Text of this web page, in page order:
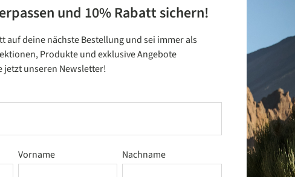
und 10% Rabatt sichern!
auf deine nächste Bestellung und sei immer als
Produkte und exklusive Angebote
unseren Newsletter!
Vorname Nachname